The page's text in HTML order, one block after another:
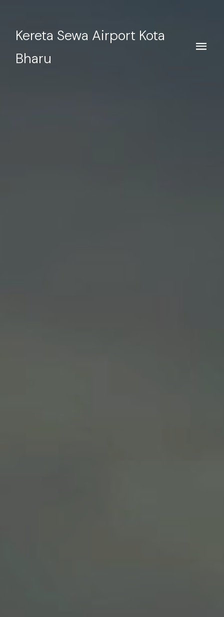
Kereta Sewa Airport Kota
Bharu